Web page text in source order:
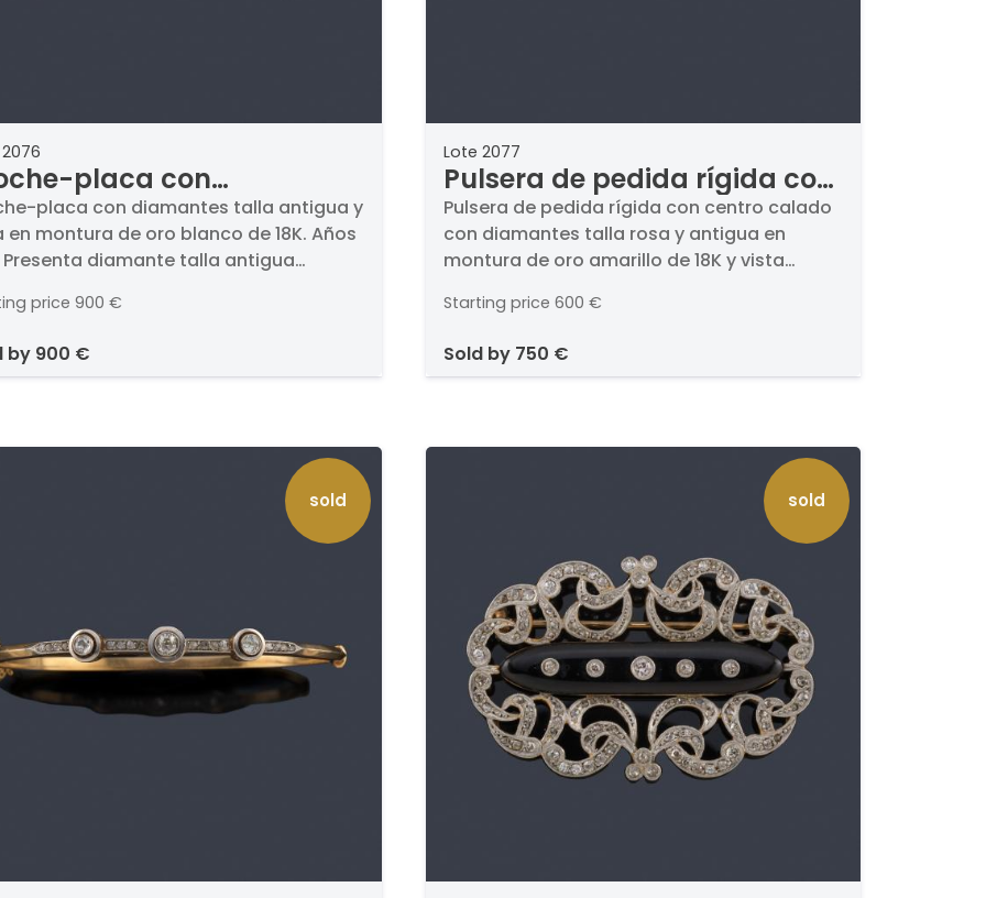
placa con
talla antigua y
en montura de oro
de 18K. Años '30.
placa con diamantes talla antigua y
en montura de oro blanco de 18K. Años
Presenta diamante talla antigua
talla rosa.
price 900 €
by 900 €
Lote 2077
Pulsera de pedida rígida con
centro calado con
diamantes talla rosa y
antigua en montura de oro
amarillo de 18K y vista
1919.
Pulsera de pedida rígida con centro calado
con diamantes talla rosa y antigua en
montura de oro amarillo de 18K y vista
Starting price 600 €
sold by 750 €
sold sold